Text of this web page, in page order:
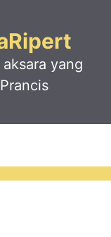
yang